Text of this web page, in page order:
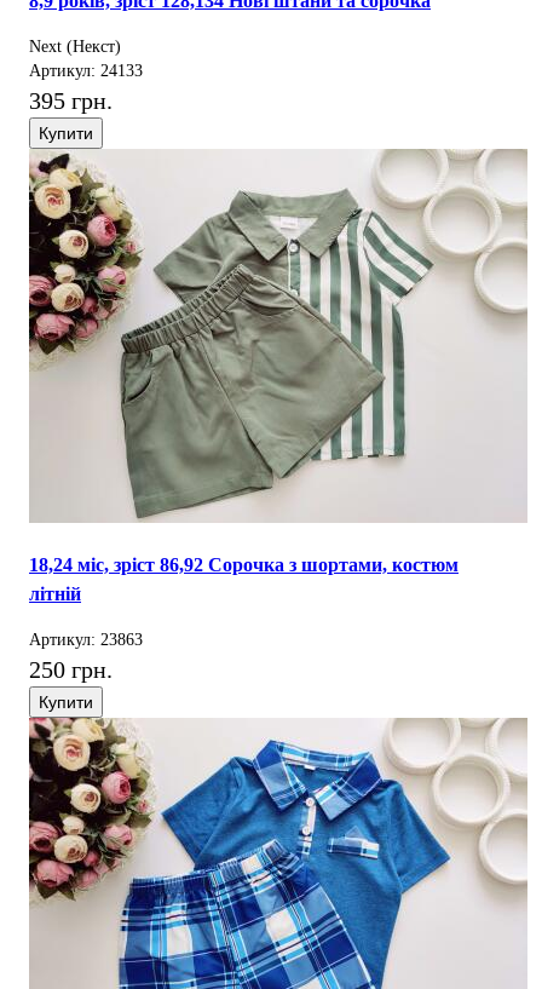
Next (Некст)
Артикул: 24133
395 грн.
Купити
18,24 міс, зріст 86,92 Сорочка з шортами, костюм
літній
Артикул: 23863
250 грн.
Купити